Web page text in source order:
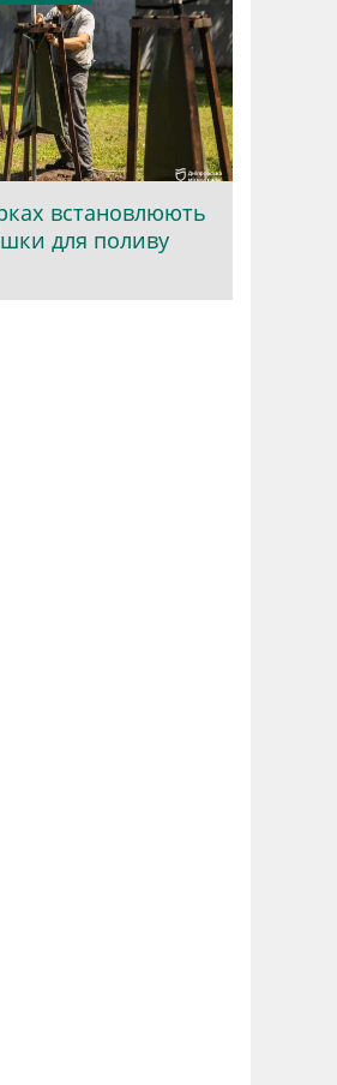
встановлюють
для поливу